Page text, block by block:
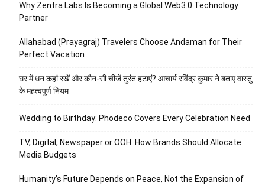
Why Zentra Labs Is Becoming a Global Web3.0 Technology
Partner
Allahabad (Prayagraj) Travelers Choose Andaman for Their
Perfect Vacation
घर में धन कहां रखें और कौन-सी चीजें तुरंत हटाएं? आचार्य रविंद्र कुमार ने बताए वास्तु
के महत्वपूर्ण नियम
Wedding to Birthday: Phodeco Covers Every Celebration Need
TV, Digital, Newspaper or OOH: How Brands Should Allocate
Media Budgets
Humanity’s Future Depends on Peace, Not the Expansion of